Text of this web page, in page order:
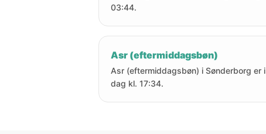
03:44.
Asr (eftermiddagsbøn)
Asr (eftermiddagsbøn) i Sønderborg er i
dag kl. 17:34.